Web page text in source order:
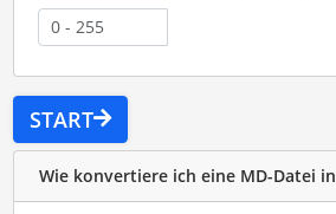
START
Wie konvertiere ich eine MD-Datei in